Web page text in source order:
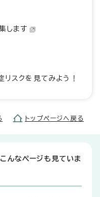
します
スクを見てみよう！
トップページへ戻る
んなページも見ていま